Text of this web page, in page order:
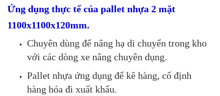
Ứng dụng thực tế của pallet nhựa 2 mặt
1100x1100x120mm.
Chuyên dùng để nâng hạ di chuyển trong kho
với các dòng xe nâng chuyên dụng.
Pallet nhựa ứng dụng để kê hàng, cố định
hàng hóa đi xuất khẩu.